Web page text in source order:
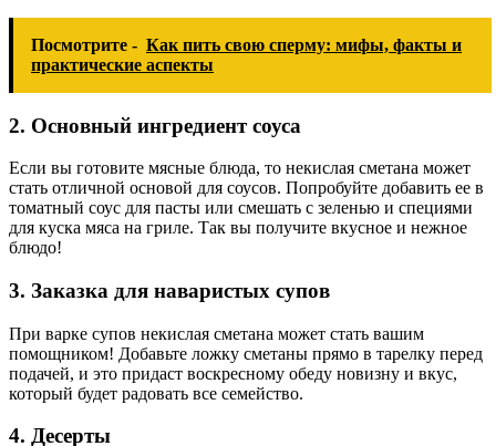
Посмотрите - Как пить свою сперму: мифы, факты и
практические аспекты
2. Основный ингредиент соуса
Если вы готовите мясные блюда, то некислая сметана может
стать отличной основой для соусов. Попробуйте добавить ее в
томатный соус для пасты или смешать с зеленью и специями
для куска мяса на гриле. Так вы получите вкусное и нежное
блюдо!
3. Заказка для наваристых супов
При варке супов некислая сметана может стать вашим
помощником! Добавьте ложку сметаны прямо в тарелку перед
подачей, и это придаст воскресному обеду новизну и вкус,
который будет радовать все семейство.
4. Десерты